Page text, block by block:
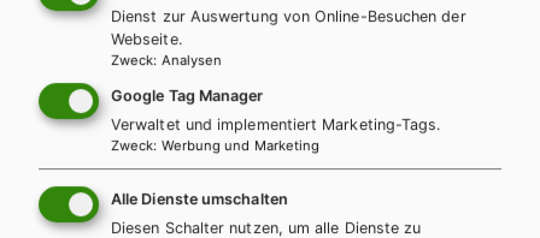
LEHRERSERVICE
Elisabeth Gettinger
+ 43 1 403 77 77 164
elisabeth.gettinger@hpt.at
Dienst zur Auswertung von Online-Besuchen der
Webseite.
Zweck: Analysen
Google Tag Manager
Verwaltet und implementiert Marketing-Tags.
Zweck: Werbung und Marketing
Alle Dienste umschalten
Diesen Schalter nutzen, um alle Dienste zu